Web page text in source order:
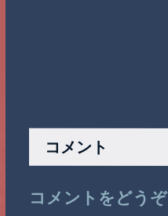
コメント
コメントをどうぞ